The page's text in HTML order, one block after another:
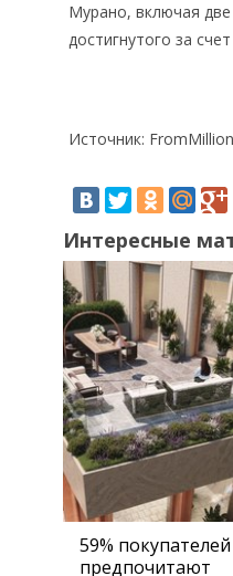
Мурано, включая
достигнутого за
Источник:
Интересные
59% покупателей
предпочитают